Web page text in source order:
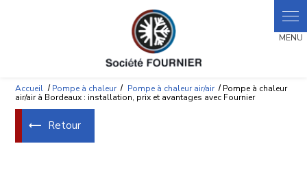
Accueil Pompe à chaleur Pompe à chaleur air/air
Pompe à chaleur
air/air à Bordeaux : installation, prix et avantages avec Fournier
Retour